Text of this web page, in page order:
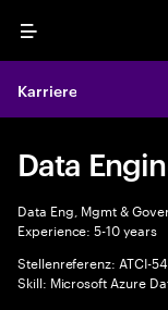
Menu
Karriere
Data
Data Eng, Mgmt &
Experience: 5-10 years
Stellenreferenz: ATCI-
Skill: Microsoft Azure